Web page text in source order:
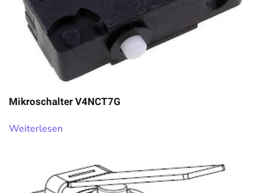
Mikroschalter V4NCT7G
Weiterlesen